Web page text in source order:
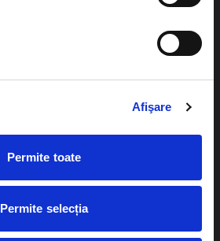
Afişare
Permite toate
Permite selecția
Plata online sau cash
Livrare prin curier